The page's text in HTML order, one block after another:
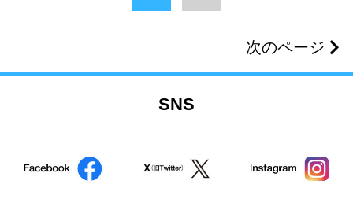
次のページ
SNS